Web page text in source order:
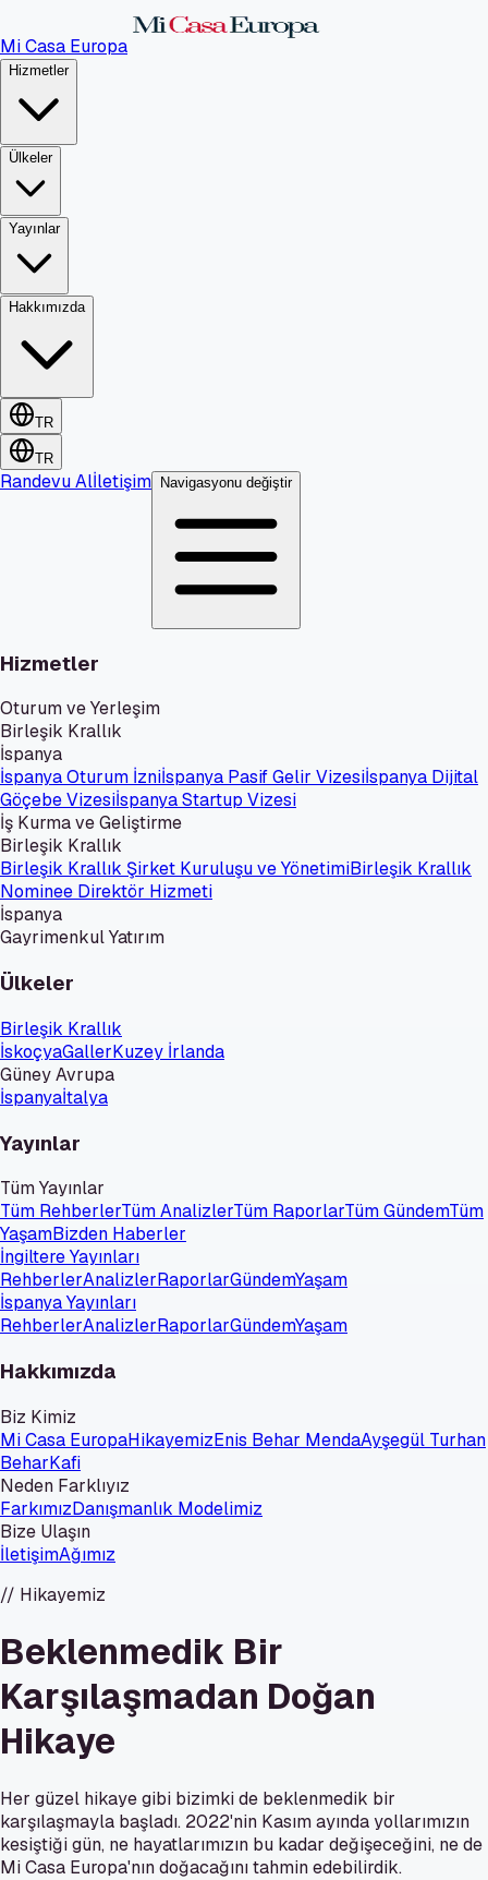
Mi Casa Europa
Hizmetler
Ülkeler
Yayınlar
Hakkımızda
TR
TR
Randevu Alİletişim Navigasyonu değiştir
Hizmetler
Oturum ve Yerleşim
Birleşik Krallık
İspanya
İspanya Oturum İzniİspanya Pasif Gelir Vizesiİspanya Dijital
Göçebe Vizesiİspanya Startup Vizesi
İş Kurma ve Geliştirme
Birleşik Krallık
Birleşik Krallık Şirket Kuruluşu ve YönetimiBirleşik Krallık
Nominee Direktör Hizmeti
İspanya
Gayrimenkul Yatırım
Ülkeler
Birleşik Krallık
İskoçyaGallerKuzey İrlanda
Güney Avrupa
İspanyaİtalya
Yayınlar
Tüm Yayınlar
Tüm RehberlerTüm AnalizlerTüm RaporlarTüm GündemTüm
YaşamBizden Haberler
İngiltere Yayınları
RehberlerAnalizlerRaporlarGündemYaşam
İspanya Yayınları
RehberlerAnalizlerRaporlarGündemYaşam
Hakkımızda
Biz Kimiz
Mi Casa EuropaHikayemizEnis Behar MendaAyşegül Turhan
BeharKafi
Neden Farklıyız
FarkımızDanışmanlık Modelimiz
Bize Ulaşın
İletişimAğımız
// Hikayemiz
Beklenmedik Bir
Karşılaşmadan Doğan
Hikaye
Her güzel hikaye gibi bizimki de beklenmedik bir
karşılaşmayla başladı. 2022'nin Kasım ayında yollarımızın
kesiştiği gün, ne hayatlarımızın bu kadar değişeceğini, ne de
Mi Casa Europa'nın doğacağını tahmin edebilirdik.